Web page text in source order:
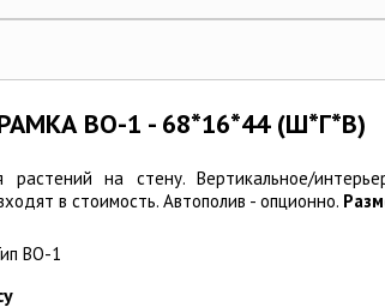
ВО-1 - 68*16*44 (Ш*Г*В)
растений на стену. Вертикальное/
в стоимость. Автополив - опционно.
ВО-1